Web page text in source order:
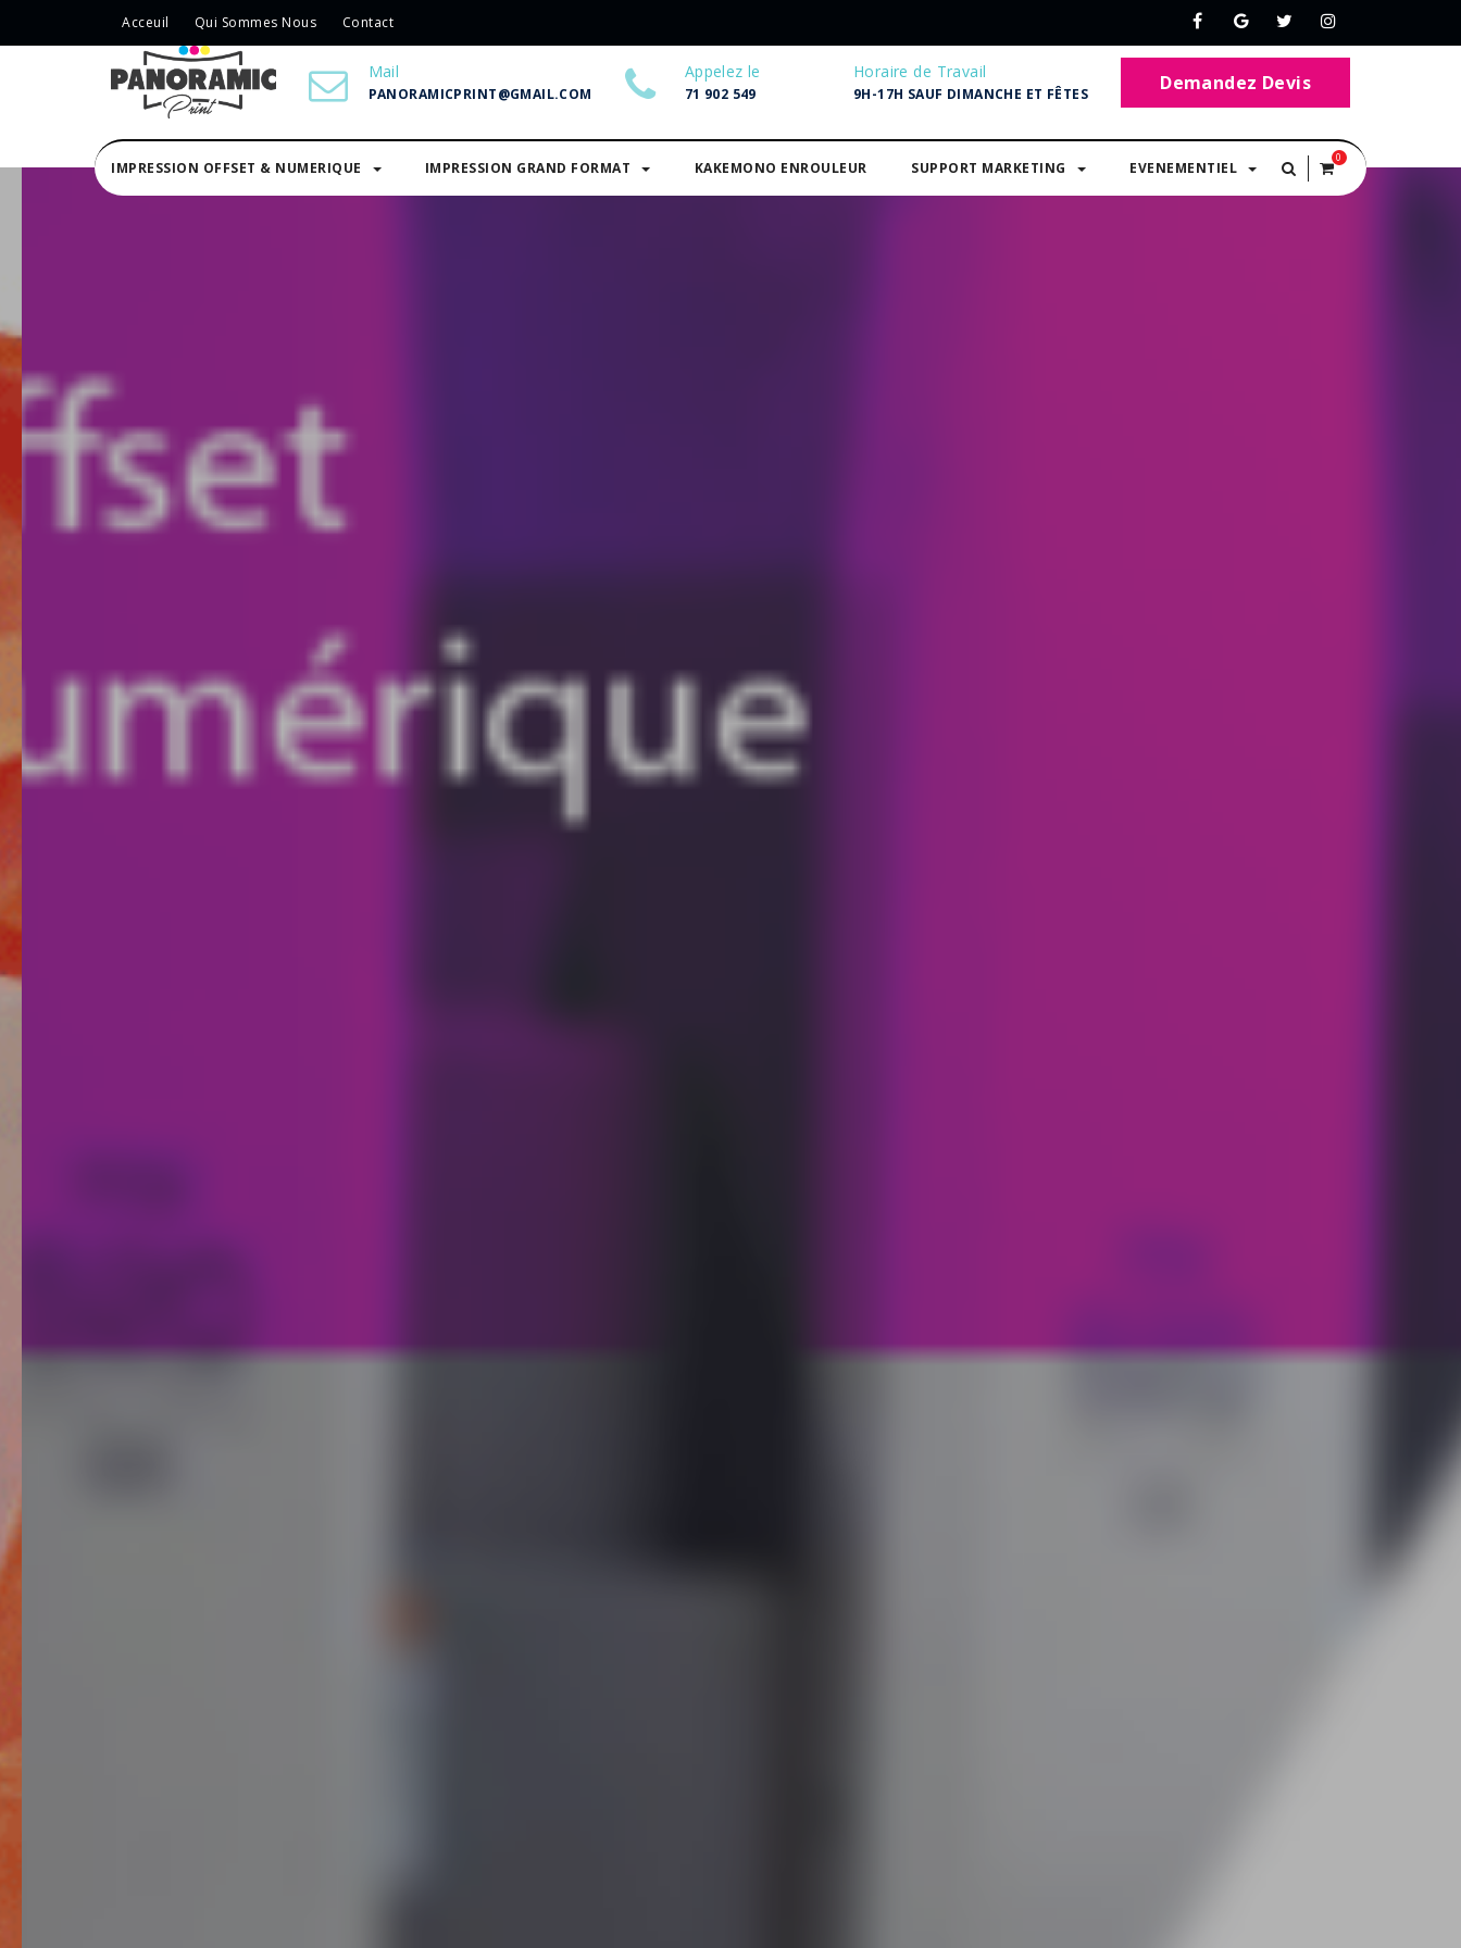
Acceuil Qui Sommes Nous Contact
Mail
PANORAMICPRINT@GMAIL.COM
Appelez le
71 902 549
Horaire de Travail
9H-17H SAUF DIMANCHE ET FÊTES Demandez Devis
IMPRESSION OFFSET & NUMERIQUE IMPRESSION GRAND FORMAT KAKEMONO ENROULEUR SUPPORT MARKETING EVENEMENTIEL
0